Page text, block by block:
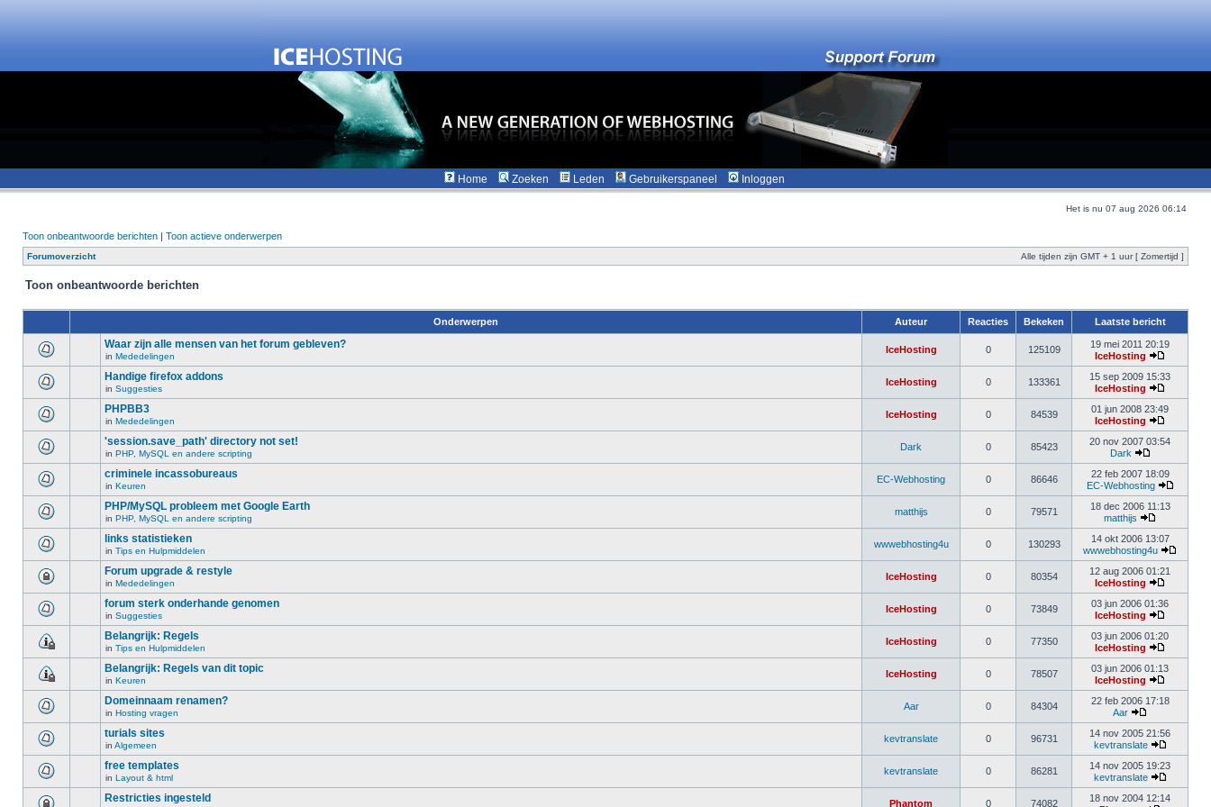
Home Zoeken Leden Gebruikerspaneel Inloggen
Het is nu 07 aug 2026 06:14
Toon onbeantwoorde berichten | Toon actieve onderwerpen
Forumoverzicht Alle tijden zijn GMT + 1 uur [ Zomertijd ]
Toon onbeantwoorde berichten
Onderwerpen Auteur Reacties Bekeken Laatste bericht
Waar zijn alle mensen van het forum gebleven?
in Mededelingen
IceHosting 0 125109
19 mei 2011 20:19
IceHosting
Handige firefox addons
in Suggesties
IceHosting 0 133361
15 sep 2009 15:33
IceHosting
PHPBB3
in Mededelingen
IceHosting 0 84539
01 jun 2008 23:49
IceHosting
'session.save_path' directory not set!
in PHP, MySQL en andere scripting
Dark 0 85423
20 nov 2007 03:54
Dark
criminele incassobureaus
in Keuren
EC-Webhosting 0 86646
22 feb 2007 18:09
EC-Webhosting
PHP/MySQL probleem met Google Earth
in PHP, MySQL en andere scripting
matthijs 0 79571
18 dec 2006 11:13
matthijs
links statistieken
in Tips en Hulpmiddelen
wwwebhosting4u 0 130293
14 okt 2006 13:07
wwwebhosting4u
Forum upgrade & restyle
in Mededelingen
IceHosting 0 80354
12 aug 2006 01:21
IceHosting
forum sterk onderhande genomen
in Suggesties
IceHosting 0 73849
03 jun 2006 01:36
IceHosting
Belangrijk: Regels
in Tips en Hulpmiddelen
IceHosting 0 77350
03 jun 2006 01:20
IceHosting
Belangrijk: Regels van dit topic
in Keuren
IceHosting 0 78507
03 jun 2006 01:13
IceHosting
Domeinnaam renamen?
in Hosting vragen
Aar 0 84304
22 feb 2006 17:18
Aar
turials sites
in Algemeen
kevtranslate 0 96731
14 nov 2005 21:56
kevtranslate
free templates
in Layout & html
kevtranslate 0 86281
14 nov 2005 19:23
kevtranslate
Restricties ingesteld Phantom 0 74082
18 nov 2004 12:14